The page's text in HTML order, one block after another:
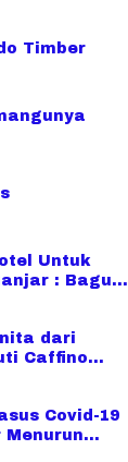
Timber
Untuk
: Bagus,
dari
Caffino
Covid-19
Menurun